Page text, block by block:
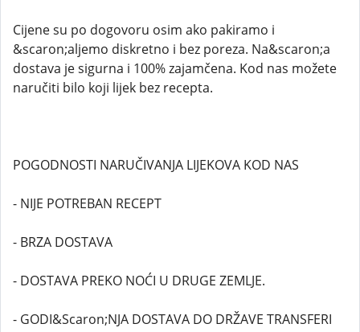
Cijene su po dogovoru osim ako pakiramo i
&scaron;aljemo diskretno i bez poreza. Na&scaron;a
dostava je sigurna i 100% zajamčena. Kod nas možete
naručiti bilo koji lijek bez recepta.
POGODNOSTI NARUČIVANJA LIJEKOVA KOD NAS
- NIJE POTREBAN RECEPT
- BRZA DOSTAVA
- DOSTAVA PREKO NOĆI U DRUGE ZEMLJE.
- GODI&Scaron;NJA DOSTAVA DO DRŽAVE TRANSFERI